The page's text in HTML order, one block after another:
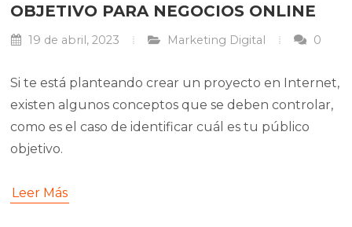
OBJETIVO PARA NEGOCIOS ONLINE
19 de abril, 2023 Marketing Digital 0
Si te está planteando crear un proyecto en Internet,
existen algunos conceptos que se deben controlar,
como es el caso de identificar cuál es tu público
objetivo.
Leer Más